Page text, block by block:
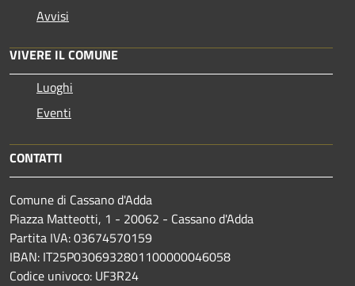
Avvisi
VIVERE IL COMUNE
Luoghi
Eventi
CONTATTI
Comune di Cassano d'Adda
Piazza Matteotti, 1 - 20062 - Cassano d'Adda
Partita IVA: 03674570159
IBAN: IT25P0306932801100000046058
Codice univoco: UF3R24